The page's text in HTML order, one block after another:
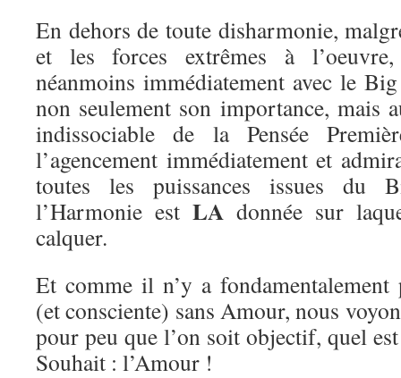
En dehors de toute disharmonie,
et les forces extrêmes à l’oeuvre,
néanmoins immédiatement avec le
non seulement son importance, mais
indissociable de la Pensée
l’agencement immédiatement et
toutes les puissances issues du
l’Harmonie est LA donnée sur
calquer.
Et comme il n’y a fondamentalement
(et consciente) sans Amour, nous
pour peu que l’on soit objectif, quel
Souhait : l’Amour !